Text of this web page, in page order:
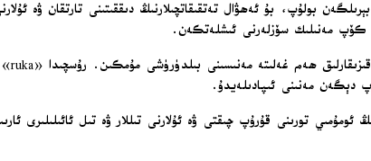
بولۇپ، بۇ ئەھۋال تەتقىقاتچىلارنىڭ دىققىتىنى تارتقان ۋە
كۆپ مەنىلىك سۆزلەرنى ئىشلەتكەن.
تورىنى قۇرۇپ چىقتى ۋە ئۇلارنى تىللار ۋە تىل ئائىلىلىرى